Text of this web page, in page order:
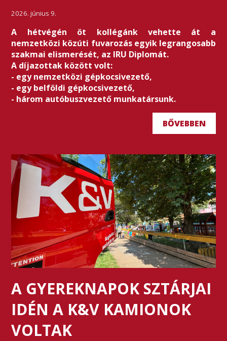
2026. június 9.
A hétvégén öt kollégánk vehette át a
nemzetközi közúti fuvarozás egyik legrangosabb
szakmai elismerését, az IRU Diplomát.
A díjazottak között volt:
- egy nemzetközi gépkocsivezető,
- egy belföldi gépkocsivezető,
- három autóbuszvezető munkatársunk.
BŐVEBBEN
A GYEREKNAPOK SZTÁRJAI
IDÉN A K&V KAMIONOK
VOLTAK